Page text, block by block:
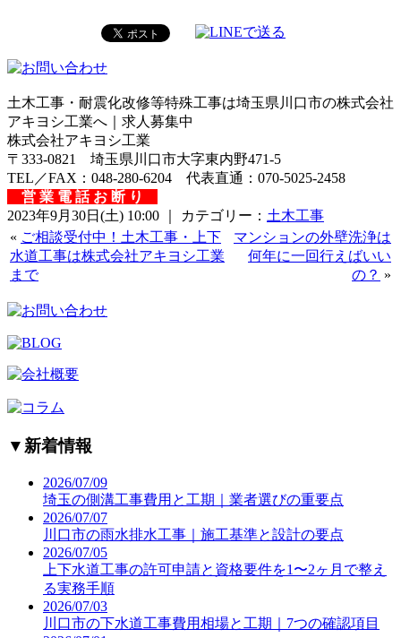
土木工事・耐震化改修等特殊工事は埼玉県川口市の株式会社
アキヨシ工業へ｜求人募集中
株式会社アキヨシ工業
〒333-0821 埼玉県川口市大字東内野471-5
TEL／FAX：048-280-6204 代表直通：070-5025-2458
営 業 電 話 お 断 り
2023年9月30日(土) 10:00 ｜ カテゴリー： 土木工事
« ご相談受付中！土木工事・上下
水道工事は株式会社アキヨシ工業
まで
マンションの外壁洗浄は
何年に一回行えばいい
の？ »
▼ 新着情報
2026/07/09
埼玉の側溝工事費用と工期｜業者選びの重要点
2026/07/07
川口市の雨水排水工事｜施工基準と設計の要点
2026/07/05
上下水道工事の許可申請と資格要件を1〜2ヶ月で整え
る実務手順
2026/07/03
川口市の下水道工事費用相場と工期｜7つの確認項目